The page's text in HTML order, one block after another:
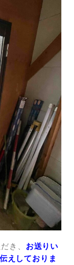
き、 お送りい
えしておりま